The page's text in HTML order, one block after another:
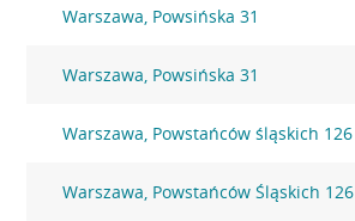
Warszawa, Powsińska 31
Warszawa, Powsińska 31
Warszawa, Powstańców śląskich 126
Warszawa, Powstańców Śląskich 126